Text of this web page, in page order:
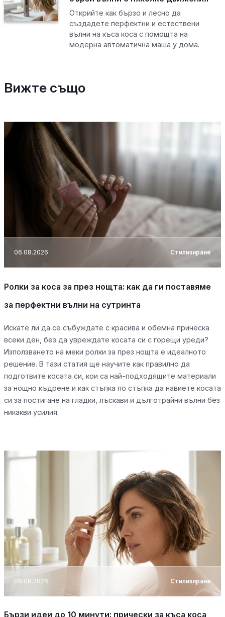
Открийте как бързо и лесно да
създадете перфектни и естествени
вълни на къса коса с помощта на
модерна автоматична маша у дома.
Вижте също
06.08.2026 Стилизиране
Ролки за коса за през нощта: как да ги поставяме
за перфектни вълни на сутринта
Искате ли да се събуждате с красива и обемна прическа
всеки ден, без да увреждате косата си с горещи уреди?
Използването на меки ролки за през нощта е идеалното
решение. В тази статия ще научите как правилно да
подготвите косата си, кои са най-подходящите материали
за нощно къдрене и как стъпка по стъпка да навиете косата
си за постигане на гладки, лъскави и дълготрайни вълни без
никакви усилия.
06.08.2026 Стилизиране
Бързи идеи до 10 минути: прически за къса коса